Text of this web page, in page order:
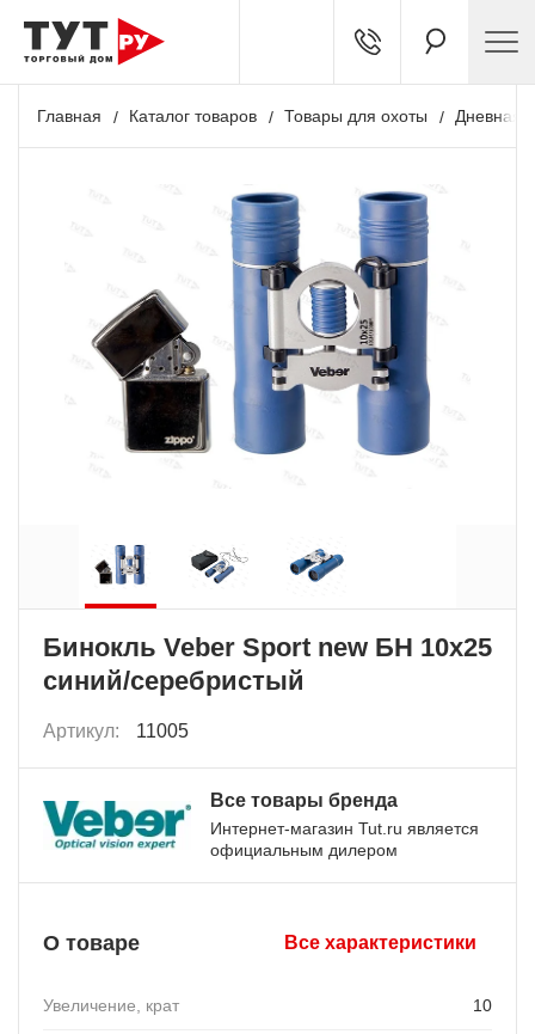
Главная Каталог товаров Товары для охоты Дневная
Бинокль Veber Sport new БН 10x25
синий/серебристый
Артикул: 11005
Все товары бренда
Интернет-магазин Tut.ru является
официальным дилером
О товаре Все характеристики
Увеличение, крат 10